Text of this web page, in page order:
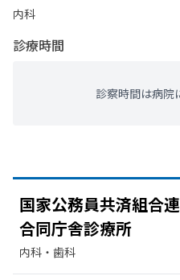
内科
診療時間
診察時間は病院
国家公務員共済組合
合同庁舎診療所
内科・​歯科